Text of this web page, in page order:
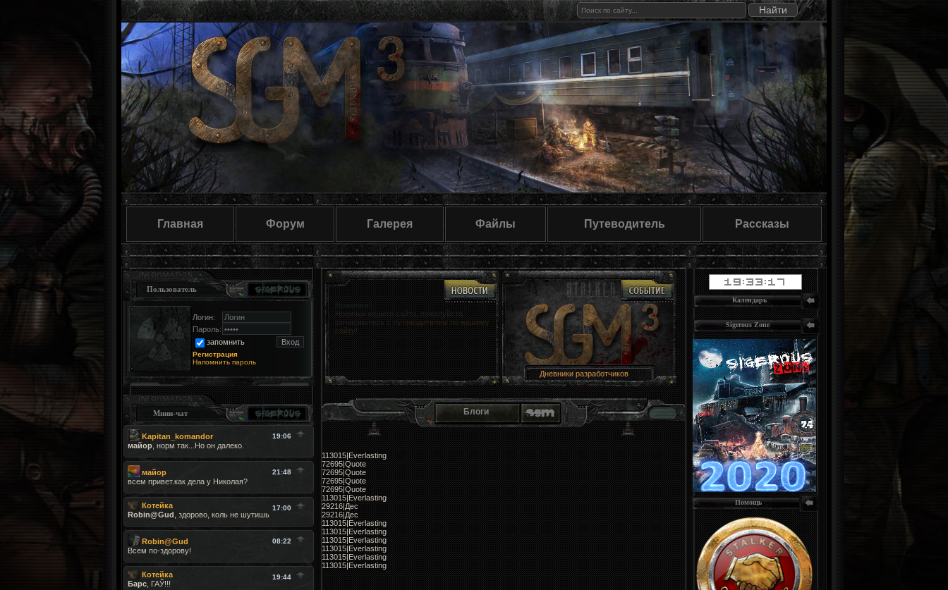
Главная Форум Галерея Файлы Путеводитель Рассказы
Пользователь
Логин:
Пароль:
запомнить
Регистрация
Напомнить пароль
Мини-чат
Новички!
Если у вас возникли вопросы, по работе с
сайтом, читайте тему -F.A.Q. по работе с
сайтом!
Дневники разработчиков
Блоги
113015|Everlasting
72695|Quote
72695|Quote
72695|Quote
72695|Quote
113015|Everlasting
29216|Дес
29216|Дес
113015|Everlasting
113015|Everlasting
113015|Everlasting
113015|Everlasting
113015|Everlasting
113015|Everlasting
Календарь
Sigerous Zone
Помощь